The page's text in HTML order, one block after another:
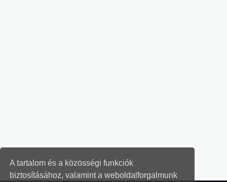
A tartalom és a közösségi funkciók
biztosításához, valamint a weboldalforgalmunk